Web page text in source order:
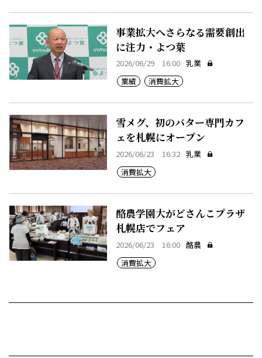
事業拡大へさらなる需要創出
に注力・よつ葉
2026/06/29 16:00 乳業
業績
消費拡大
雪メグ、初のバター専門カフ
ェを札幌にオープン
2026/06/23 16:32 乳業
消費拡大
酪農学園大がどさんこプラザ
札幌店でフェア
2026/06/23 16:00 酪農
消費拡大